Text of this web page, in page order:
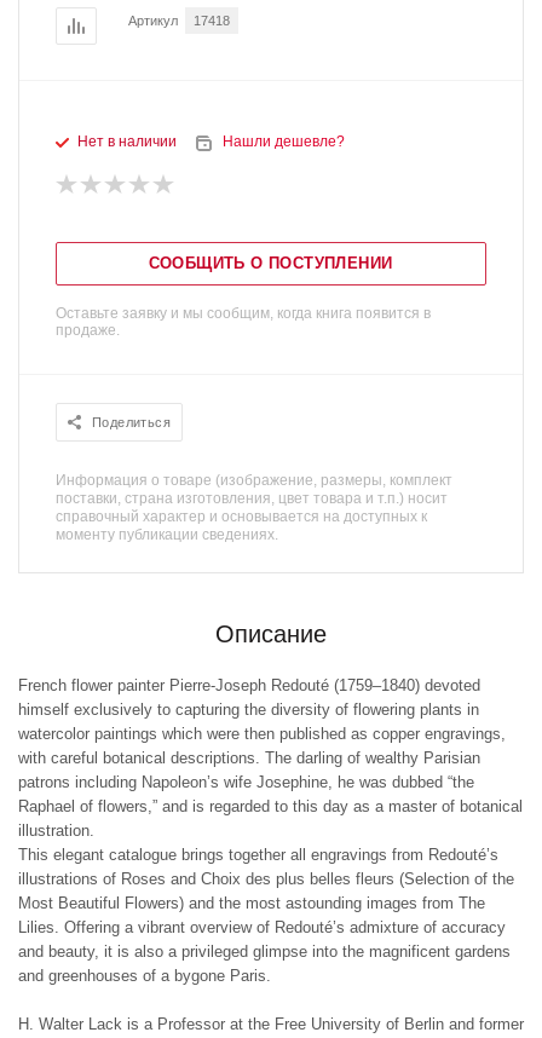
Артикул 17418
Нет в наличии Нашли дешевле?
СООБЩИТЬ О ПОСТУПЛЕНИИ
Оставьте заявку и мы сообщим, когда книга появится в
продаже.
Поделиться
Информация о товаре (изображение, размеры, комплект
поставки, страна изготовления, цвет товара и т.п.) носит
справочный характер и основывается на доступных к
моменту публикации сведениях.
Описание
French flower painter Pierre-Joseph Redouté (1759–1840) devoted
himself exclusively to capturing the diversity of flowering plants in
watercolor paintings which were then published as copper engravings,
with careful botanical descriptions. The darling of wealthy Parisian
patrons including Napoleon’s wife Josephine, he was dubbed “the
Raphael of flowers,” and is regarded to this day as a master of botanical
illustration.
This elegant catalogue brings together all engravings from Redouté’s
illustrations of Roses and Choix des plus belles fleurs (Selection of the
Most Beautiful Flowers) and the most astounding images from The
Lilies. Offering a vibrant overview of Redouté’s admixture of accuracy
and beauty, it is also a privileged glimpse into the magnificent gardens
and greenhouses of a bygone Paris.
H. Walter Lack is a Professor at the Free University of Berlin and former